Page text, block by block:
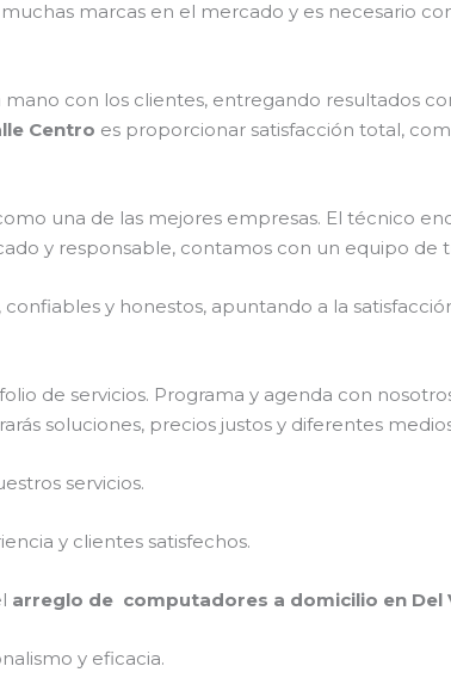
muchas marcas en el mercado y es necesario
con los clientes, entregando resultados
Centro es proporcionar satisfacción total,
una de las mejores empresas. El técnico
y responsable, contamos con un equipo
y honestos, apuntando a la
de servicios. Programa y agenda con
soluciones, precios justos y diferentes
servicios.
y clientes satisfechos.
arreglo de computadores a domicilio en Del
y eficacia.